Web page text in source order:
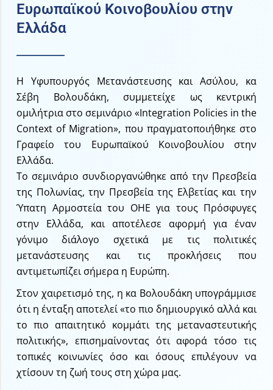
Ευρωπαϊκού Κοινοβουλίου στην
Ελλάδα
Η Υφυπουργός Μετανάστευσης και Ασύλου, κα
Σέβη Βολουδάκη, συμμετείχε ως κεντρική
ομιλήτρια στο σεμινάριο «Integration Policies in the
Context of Migration», που πραγματοποιήθηκε στο
Γραφείο του Ευρωπαϊκού Κοινοβουλίου στην
Ελλάδα.
Το σεμινάριο συνδιοργανώθηκε από την Πρεσβεία
της Πολωνίας, την Πρεσβεία της Ελβετίας και την
Ύπατη Αρμοστεία του ΟΗΕ για τους Πρόσφυγες
στην Ελλάδα, και αποτέλεσε αφορμή για έναν
γόνιμο διάλογο σχετικά με τις πολιτικές
μετανάστευσης και τις προκλήσεις που
αντιμετωπίζει σήμερα η Ευρώπη.
Στον χαιρετισμό της, η κα Βολουδάκη υπογράμμισε
ότι η ένταξη αποτελεί «το πιο δημιουργικό αλλά και
το πιο απαιτητικό κομμάτι της μεταναστευτικής
πολιτικής», επισημαίνοντας ότι αφορά τόσο τις
τοπικές κοινωνίες όσο και όσους επιλέγουν να
χτίσουν τη ζωή τους στη χώρα μας.